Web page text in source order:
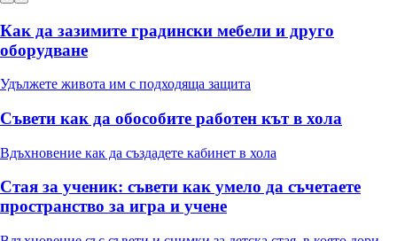
Как да зазимите градински мебели и друго
оборудване
Удължете живота им с подходяща защита
Съвети как да обособите работен кът в хола
Вдъхновение как да създадете кабинет в хола
Стая за ученик: съвети как умело да съчетаете
пространство за игра и учене